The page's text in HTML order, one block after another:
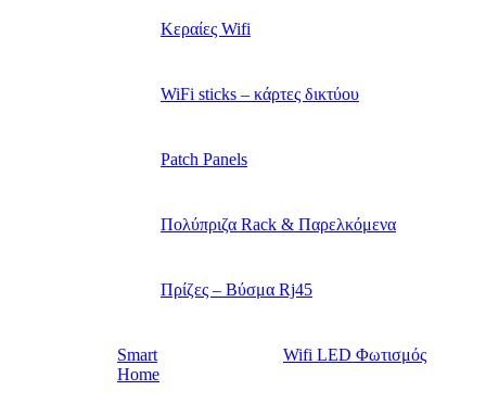
Κεραίες Wifi
WiFi sticks – κάρτες δικτύου
Patch Panels
Πολύπριζα Rack & Παρελκόμενα
Πρίζες – Βύσμα Rj45
Smart
Home
Wifi LED Φωτισμός